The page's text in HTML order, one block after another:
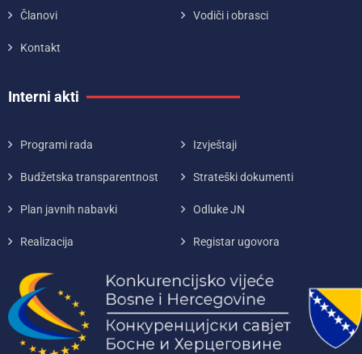
Članovi Vodiči i obrasci
Kontakt
Interni akti
Programi rada Izvještaji
Budžetska transparentnost Strateški dokumenti
Plan javnih nabavki Odluke JN
Realizacija Registar ugovora